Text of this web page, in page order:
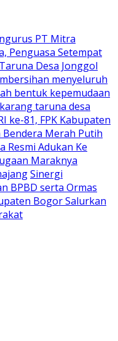
PT Mitra
Penguasa Setempat
Desa Jonggol
menyeluruh
bentuk kepemudaan
taruna desa
ke-81, FPK Kabupaten
Merah Putih
Resmi Adukan Ke
Maraknya
Sinergi
BPBD serta Ormas
Bogor Salurkan